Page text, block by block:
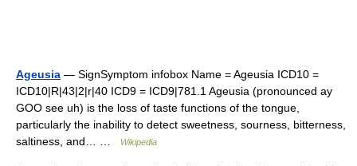
Ageusia — SignSymptom infobox Name = Ageusia ICD10 =
ICD10|R|43|2|r|40 ICD9 = ICD9|781.1 Ageusia (pronounced ay
GOO see uh) is the loss of taste functions of the tongue,
particularly the inability to detect sweetness, sourness, bitterness,
saltiness, and… …
Wikipedia